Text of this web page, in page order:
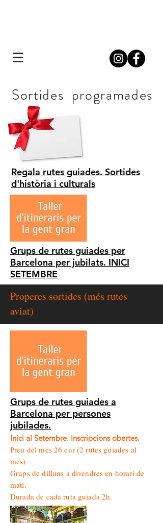
Sortides programades
Regala rutes guiades. Sortides
d'història i culturals
Grups de rutes guiades per
Barcelona per jubilats. INICI
SETEMBRE
Properes sortides (més rutes
aviat)
Grups de rutes guiades a
Barcelona per persones
jubilades.
Inici al Setembre. Inscripcions obertes.
Preu del mes 26 eur (2 rutes guiades al
mes)
Grups de dilluns a divendres en horari de
matí.
Durada de cada ruta guiada 2h.